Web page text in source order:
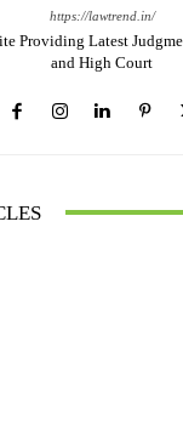
https://lawtrend.in/
Providing Latest
and High Court